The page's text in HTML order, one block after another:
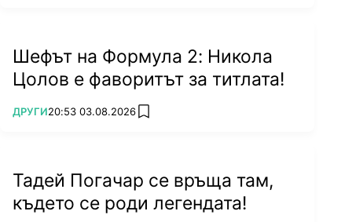
Шефът на Формула 2: Никола
Цолов е фаворитът за титлата!
ПОВЕЧЕ ОТ
ДРУГИ20:53 03.08.2026 add favorites
Тадей Погачар се връща там,
където се роди легендата!